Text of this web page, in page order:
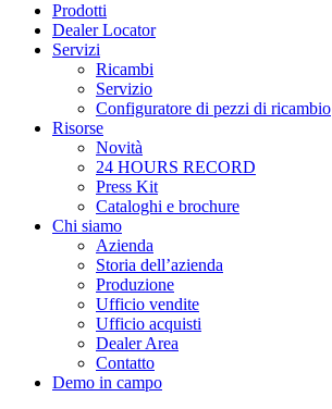
Prodotti
Dealer Locator
Servizi
Ricambi
Servizio
Configuratore di pezzi di ricambio
Risorse
Novità
24 HOURS RECORD
Press Kit
Cataloghi e brochure
Chi siamo
Azienda
Storia dell’azienda
Produzione
Ufficio vendite
Ufficio acquisti
Dealer Area
Contatto
Demo in campo